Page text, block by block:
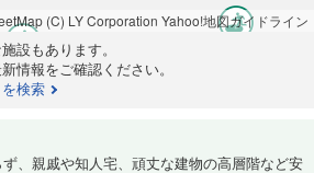
(C) LY Corporation Yahoo!地図ガイドライン
設もあります。
情報をご確認ください。
検索
、親戚や知人宅、頑丈な建物の高層階など安